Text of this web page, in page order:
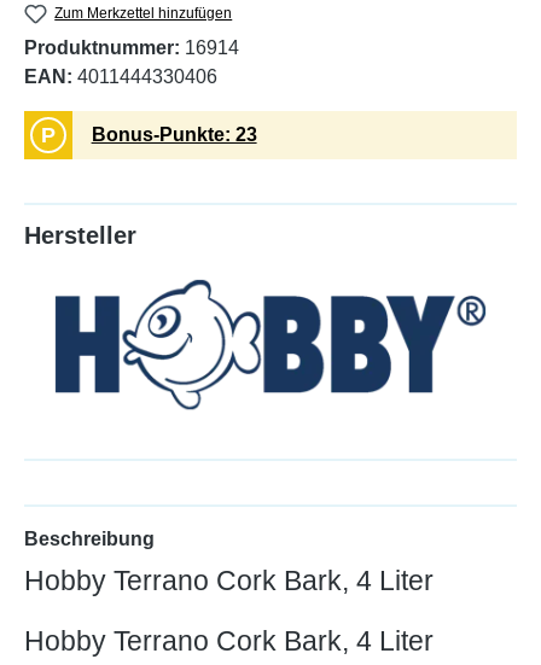
Zum Merkzettel hinzufügen
Produktnummer: 16914
EAN: 4011444330406
P Bonus-Punkte: 23
Hersteller
Beschreibung
Hobby Terrano Cork Bark, 4 Liter
Hobby Terrano Cork Bark, 4 Liter